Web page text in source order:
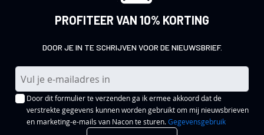
PROFITEER VAN 10% KORTING
DOOR JE IN TE SCHRIJVEN VOOR DE NIEUWSBRIEF.
A
b
o
Door dit formulier te verzenden ga ik ermee akkoord dat de
verstrekte gegevens kunnen worden gebruikt om mij nieuwsbrieven
en marketing-e-mails van Nacon te sturen.Gegevensgebruik